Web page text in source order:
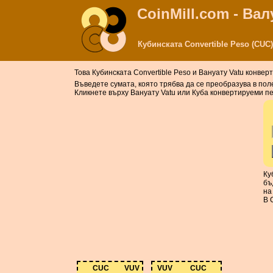
CoinMill.com -
Кубинската Convertible Peso
Това Кубинската Convertible Peso и Вануату Vatu
Въведете сумата, която трябва да се преобразува в
Кликнете върху Вануату Vatu или Куба конвертируеми
на
В
CUC VUV VUV CUC